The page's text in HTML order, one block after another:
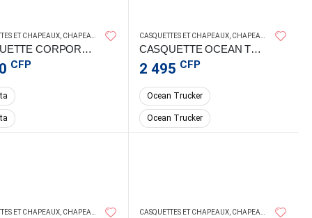
ET CHAPEAUX,CHAPEAUX & CASQUETTES,VÊTEMENTS DE PÊCHE
ET CHAPEAUX, CHAPEAUX ET CASQUETTES SHIMANO
CASQUETTE CORPORATE SHIMANO TRIFECTA
CFP
CASQUETTES ET CHAPEAUX, CHAPEAUX ET CASQUETTES
CASQUETTE OCEAN TRUCKER – SHIMANO
2 495 CFP
Ocean Trucker
Ocean Trucker
ET CHAPEAUX, CHAPEAUX ET CASQUETTES SHIMANO
CASQUETTES ET CHAPEAUX, CHAPEAUX ET CASQUETTES